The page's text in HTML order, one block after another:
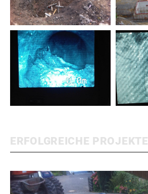
ERFOLGREICHE PROJEKTE